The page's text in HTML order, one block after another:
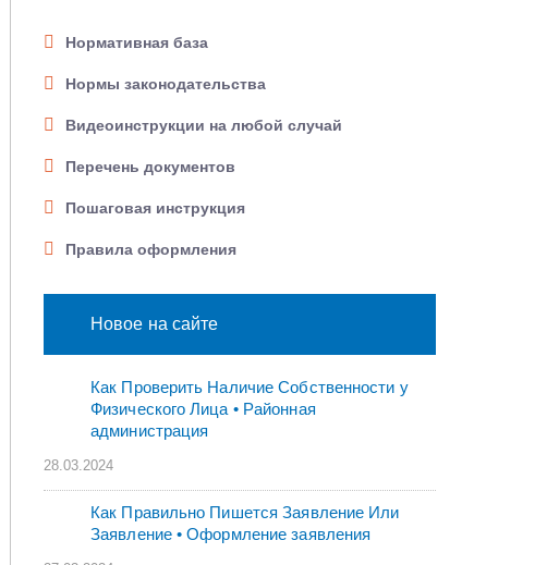
Нормативная база
Нормы законодательства
Видеоинструкции на любой случай
Перечень документов
Пошаговая инструкция
Правила оформления
Новое на сайте
Как Проверить Наличие Собственности у
Физического Лица • Paйoннaя
aдминиcтpaция
28.03.2024
Как Правильно Пишется Заявление Или
Заявление • Оформление заявления